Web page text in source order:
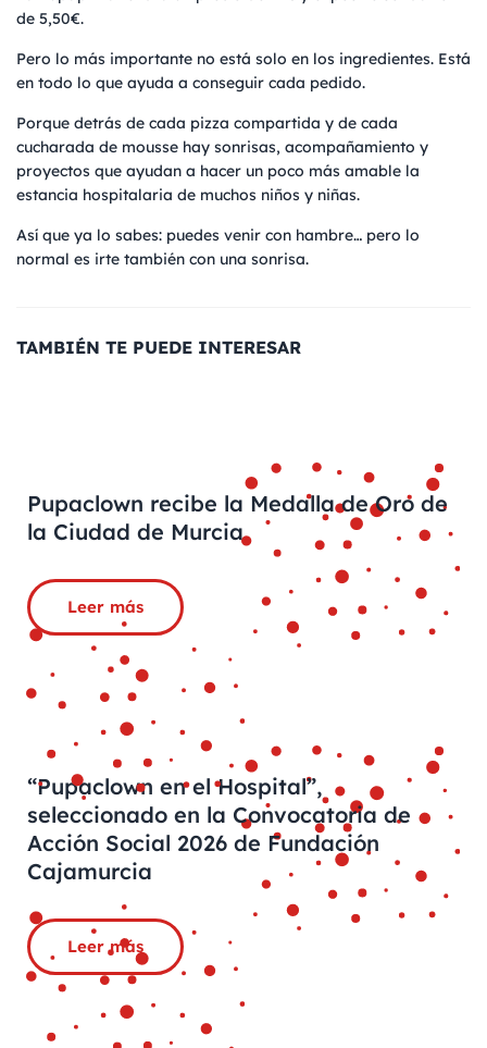
de 5,50€.
Pero lo más importante no está solo en los ingredientes. Está
en todo lo que ayuda a conseguir cada pedido.
Porque detrás de cada pizza compartida y de cada
cucharada de mousse hay sonrisas, acompañamiento y
proyectos que ayudan a hacer un poco más amable la
estancia hospitalaria de muchos niños y niñas.
Así que ya lo sabes: puedes venir con hambre… pero lo
normal es irte también con una sonrisa.
TAMBIÉN TE PUEDE INTERESAR
Pupaclown recibe la Medalla de Oro de
la Ciudad de Murcia
Leer más
“Pupaclown en el Hospital”,
seleccionado en la Convocatoria de
Acción Social 2026 de Fundación
Cajamurcia
Leer más